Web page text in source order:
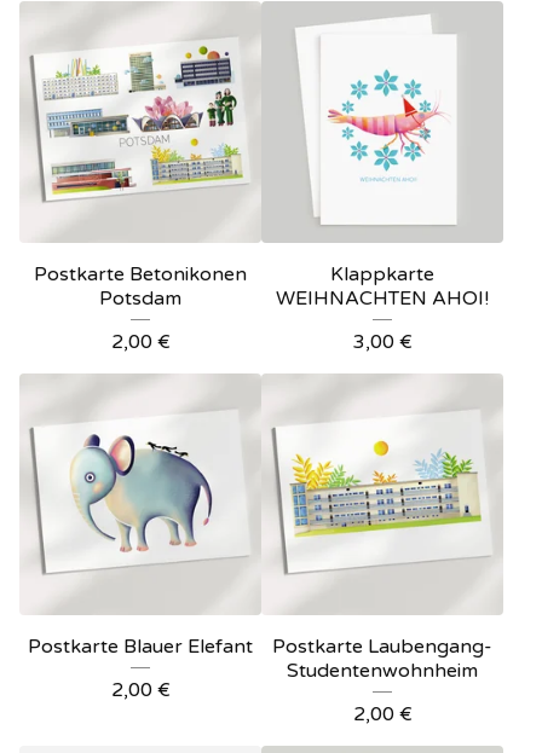
Postkarte Betonikonen
Potsdam
2,00 €
Klappkarte
WEIHNACHTEN AHOI!
3,00 €
Postkarte Blauer Elefant
2,00 €
Postkarte Laubengang-
Studentenwohnheim
2,00 €